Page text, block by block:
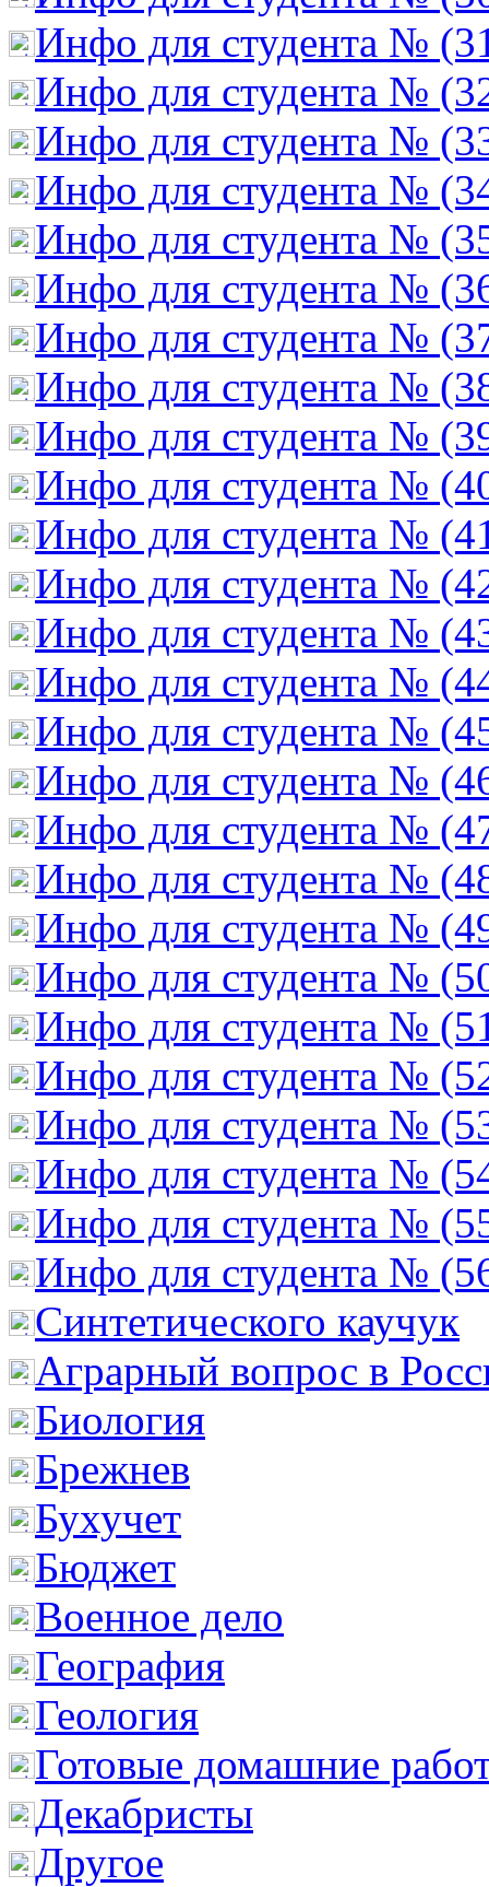
Инфо для студента №
Инфо для студента №
Инфо для студента №
Инфо для студента №
Инфо для студента №
Инфо для студента №
Инфо для студента №
Инфо для студента №
Инфо для студента №
Инфо для студента №
Инфо для студента №
Инфо для студента №
Инфо для студента №
Инфо для студента №
Инфо для студента №
Инфо для студента №
Инфо для студента №
Инфо для студента №
Инфо для студента №
Инфо для студента №
Инфо для студента №
Инфо для студента №
Инфо для студента №
Инфо для студента №
Инфо для студента №
Инфо для студента №
Cинтетического каучук
Аграрный вопрос в
Биология
Брежнев
Бухучет
Бюджет
Военное дело
География
Геология
Готовые домашние
Декабристы
Другое